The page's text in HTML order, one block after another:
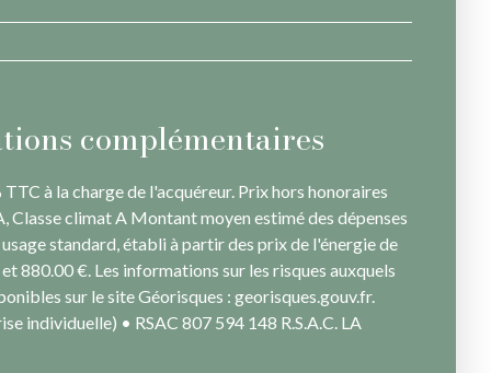
complémentaires
à la charge de l'acquéreur. Prix hors honoraires
Classe climat A Montant moyen estimé des dépenses
standard, établi à partir des prix de l'énergie de
880.00 €. Les informations sur les risques auxquels
sur le site Géorisques : georisques.gouv.fr.
individuelle) • RSAC 807 594 148 R.S.A.C. LA